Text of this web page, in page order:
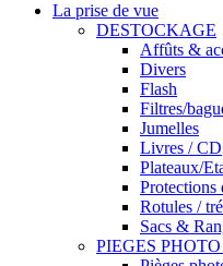
La prise de vue
DESTOCKAGE
Affûts &
Divers
Flash
Filtres/
Jumelles
Livres / CD
Plateaux/
Protections
Rotules /
Sacs &
PIEGES